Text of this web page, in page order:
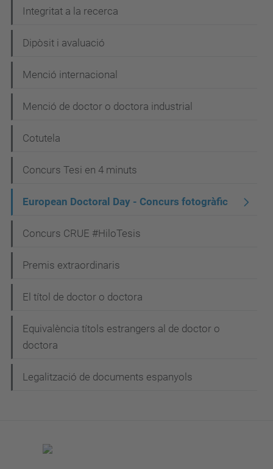
a
i
ó
Integritat a la recerca
Dipòsit i avaluació
Menció internacional
Menció de doctor o doctora industrial
Cotutela
Concurs Tesi en 4 minuts
European Doctoral Day - Concurs fotogràfic
Concurs CRUE #HiloTesis
Premis extraordinaris
El títol de doctor o doctora
Equivalència títols estrangers al de doctor o
doctora
Legalització de documents espanyols